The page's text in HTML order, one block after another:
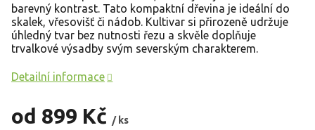
od 899 Kč / ks
barevný kontrast. Tato kompaktní dřevina je ideální do
skalek, vřesovišť či nádob. Kultivar si přirozeně udržuje
úhledný tvar bez nutnosti řezu a skvěle doplňuje
trvalkové výsadby svým severským charakterem.
Detailní informace